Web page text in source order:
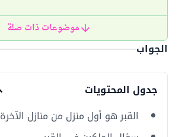
موضوعات ذات صلة
الجواب
جدول المحتويات
القبر هو أول منزل من منازل الآخرة